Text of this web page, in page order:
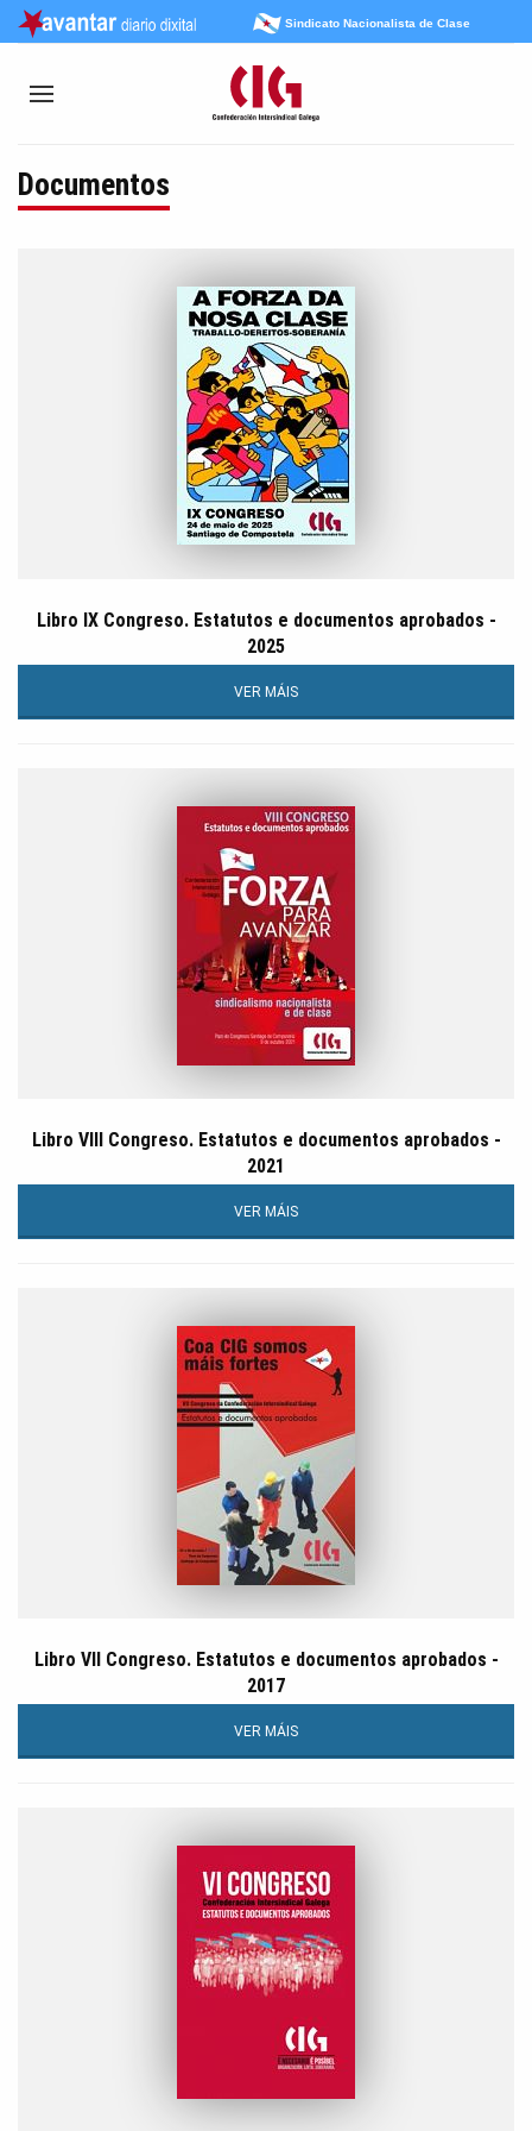
Sindicato Nacionalista de Clase
Documentos
Libro IX Congreso. Estatutos e documentos aprobados -
2025
VER MÁIS
Libro VIII Congreso. Estatutos e documentos aprobados -
2021
VER MÁIS
Libro VII Congreso. Estatutos e documentos aprobados -
2017
VER MÁIS